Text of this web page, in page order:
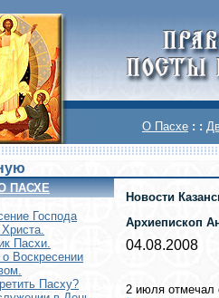
О Пасхе : :
ПАСХЕ
Господа
Пасхи.
Воскресении
Пасху?
Новости
Архиепископ
04.08.2008
2 июля отмечал